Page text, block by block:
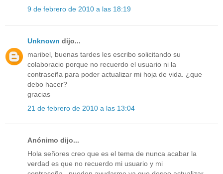
9 de febrero de 2010 a las 18:19
Unknown dijo...
maribel, buenas tardes les escribo solicitando su
colaboracio porque no recuerdo el usuario ni la
contraseña para poder actualizar mi hoja de vida. ¿que
debo hacer?
gracias
21 de febrero de 2010 a las 13:04
Anónimo dijo...
Hola señores creo que es el tema de nunca acabar la
verdad es que no recuerdo mi usuario y mi